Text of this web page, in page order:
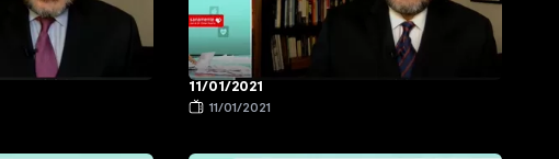
11/01/2021
11/01/2021